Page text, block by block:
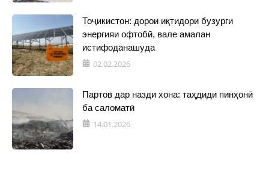
Тоҷикистон: дорои иқтидори бузурги
энергияи офтобӣ, вале амалан
истифоданашуда
02.02.2026
Партов дар назди хона: таҳдиди пинҳонӣ
ба саломатӣ
14.01.2026